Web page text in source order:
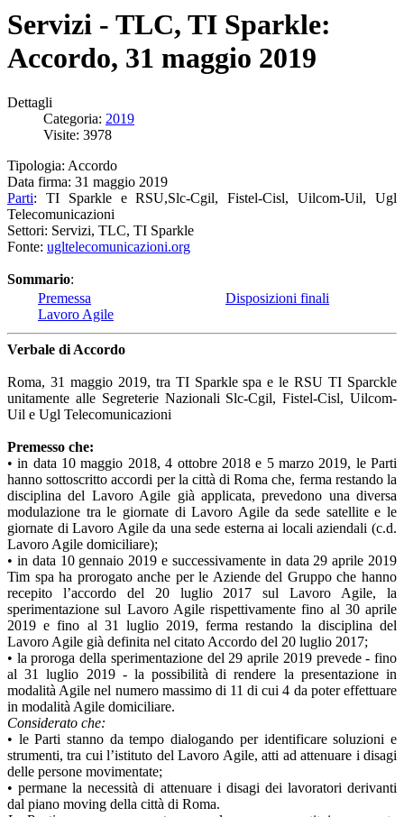
Servizi - TLC, TI Sparkle:
Accordo, 31 maggio 2019
Dettagli
Categoria: 2019
Visite: 3978
Tipologia: Accordo
Data firma: 31 maggio 2019
Parti: TI Sparkle e RSU,Slc-Cgil, Fistel-Cisl, Uilcom-Uil, Ugl
Telecomunicazioni
Settori: Servizi, TLC, TI Sparkle
Fonte: ugltelecomunicazioni.org
Sommario:
Premessa
Lavoro Agile
Disposizioni finali
Verbale di Accordo
Roma, 31 maggio 2019, tra TI Sparkle spa e le RSU TI Sparckle
unitamente alle Segreterie Nazionali Slc-Cgil, Fistel-Cisl, Uilcom-
Uil e Ugl Telecomunicazioni
Premesso che:
• in data 10 maggio 2018, 4 ottobre 2018 e 5 marzo 2019, le Parti
hanno sottoscritto accordi per la città di Roma che, ferma restando la
disciplina del Lavoro Agile già applicata, prevedono una diversa
modulazione tra le giornate di Lavoro Agile da sede satellite e le
giornate di Lavoro Agile da una sede esterna ai locali aziendali (c.d.
Lavoro Agile domiciliare);
• in data 10 gennaio 2019 e successivamente in data 29 aprile 2019
Tim spa ha prorogato anche per le Aziende del Gruppo che hanno
recepito l’accordo del 20 luglio 2017 sul Lavoro Agile, la
sperimentazione sul Lavoro Agile rispettivamente fino al 30 aprile
2019 e fino al 31 luglio 2019, ferma restando la disciplina del
Lavoro Agile già definita nel citato Accordo del 20 luglio 2017;
• la proroga della sperimentazione del 29 aprile 2019 prevede - fino
al 31 luglio 2019 - la possibilità di rendere la presentazione in
modalità Agile nel numero massimo di 11 di cui 4 da poter effettuare
in modalità Agile domiciliare.
Considerato che:
• le Parti stanno da tempo dialogando per identificare soluzioni e
strumenti, tra cui l’istituto del Lavoro Agile, atti ad attenuare i disagi
delle persone movimentate;
• permane la necessità di attenuare i disagi dei lavoratori derivanti
dal piano moving della città di Roma.